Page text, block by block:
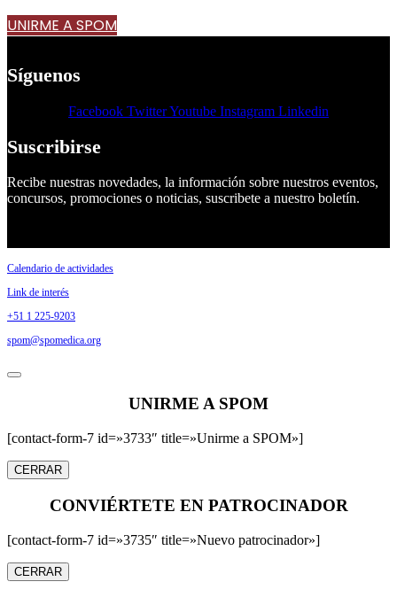
UNIRME A SPOM
Síguenos
Facebook TwitterYoutube Instagram Linkedin
Suscribirse
Recibe nuestras novedades, la información sobre nuestros eventos,
concursos, promociones o noticias, suscribete a nuestro boletín.
Calendario de actividades
Link de interés
+51 1 225-9203
spom@spomedica.org
UNIRME A SPOM
[contact-form-7 id=»3733″ title=»Unirme a SPOM»]
CERRAR
CONVIÉRTETE EN PATROCINADOR
[contact-form-7 id=»3735″ title=»Nuevo patrocinador»]
CERRAR